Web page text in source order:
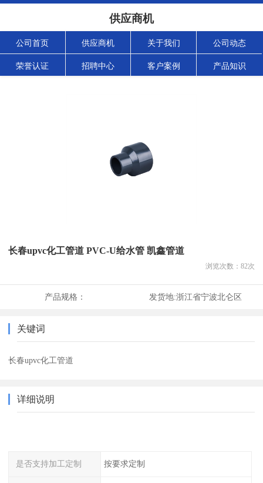
供应商机
公司首页 供应商机 关于我们 公司动态
荣誉认证 招聘中心 客户案例 产品知识
长春upvc化工管道 PVC-U给水管 凯鑫管道
浏览次数： 82次
产品规格： 发货地:浙江省宁波北仑区
关键词
长春upvc化工管道
详细说明
是否支持加工定制 按要求定制